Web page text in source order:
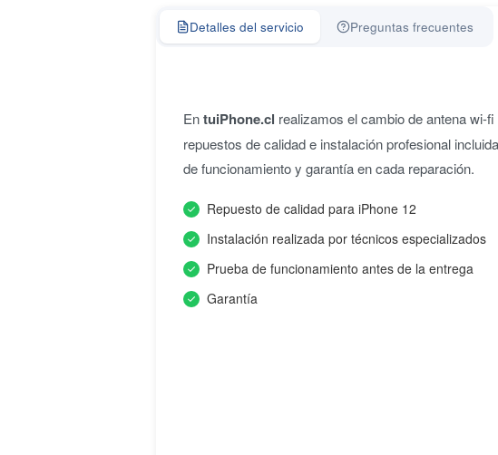
Detalles del servicio Preguntas frecuentes
EntuiPhone.cl realizamos el cambio de antena wi-fi
repuestos de calidad e instalación profesional
de funcionamiento y garantía en cada reparación.
Repuesto de calidad para iPhone 12
Instalación realizada por técnicos especializados
Prueba de funcionamiento antes de la entrega
Garantía